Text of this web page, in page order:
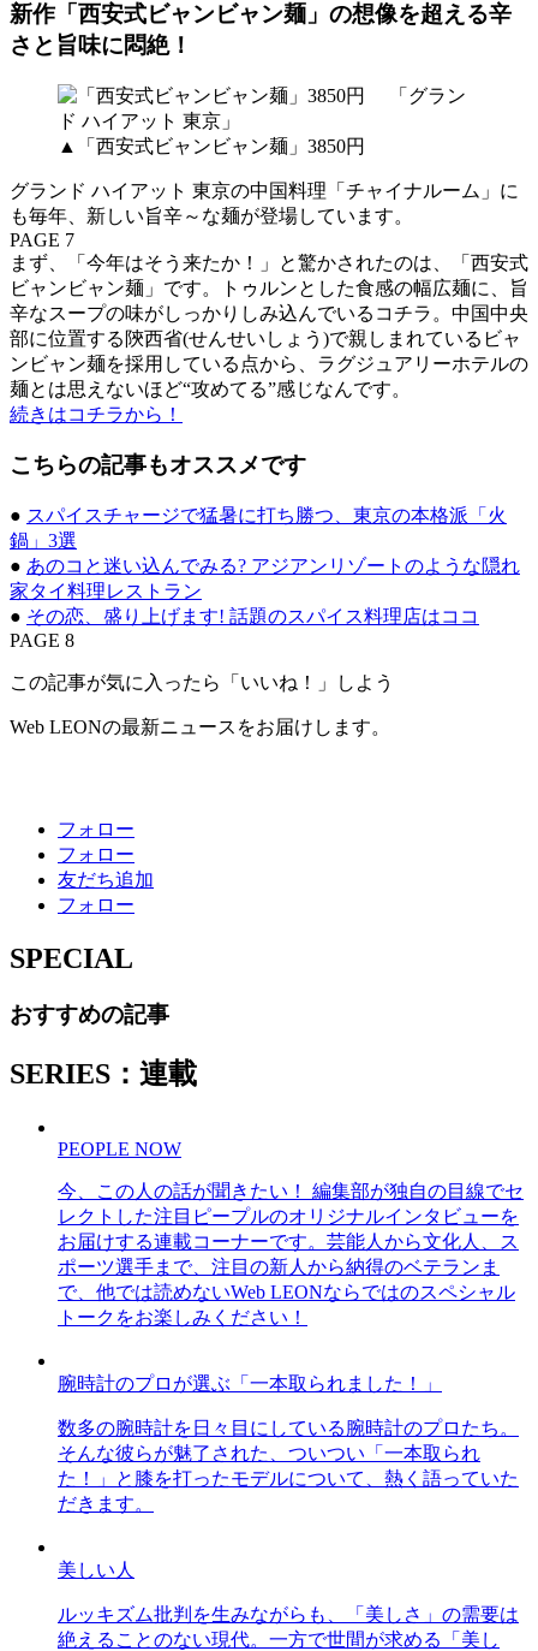
新作「西安式ビャンビャン麺」の想像を超える辛
さと旨味に悶絶！
▲「西安式ビャンビャン麺」3850円
グランド ハイアット 東京の中国料理「チャイナルーム」に
も毎年、新しい旨辛～な麺が登場しています。
PAGE 7
まず、「今年はそう来たか！」と驚かされたのは、「西安式
ビャンビャン麺」です。トゥルンとした食感の幅広麺に、旨
辛なスープの味がしっかりしみ込んでいるコチラ。中国中央
部に位置する陝西省(せんせいしょう)で親しまれているビャ
ンビャン麺を採用している点から、ラグジュアリーホテルの
麺とは思えないほど“攻めてる”感じなんです。
続きはコチラから！
こちらの記事もオススメです
● スパイスチャージで猛暑に打ち勝つ、東京の本格派「火
鍋」3選
● あのコと迷い込んでみる? アジアンリゾートのような隠れ
家タイ料理レストラン
● その恋、盛り上げます! 話題のスパイス料理店はココ
PAGE 8
この記事が気に入ったら「いいね！」しよう
Web LEONの最新ニュースをお届けします。
フォロー
フォロー
友だち追加
フォロー
SPECIAL
おすすめの記事
SERIES：連載
PEOPLE NOW
今、この人の話が聞きたい！ 編集部が独自の目線でセ
レクトした注目ピープルのオリジナルインタビューを
お届けする連載コーナーです。芸能人から文化人、ス
ポーツ選手まで、注目の新人から納得のベテランま
で、他では読めないWeb LEONならではのスペシャル
トークをお楽しみください！
腕時計のプロが選ぶ「一本取られました！」
数多の腕時計を日々目にしている腕時計のプロたち。
そんな彼らが魅了された、ついつい「一本取られ
た！」と膝を打ったモデルについて、熱く語っていた
だきます。
美しい人
ルッキズム批判を生みながらも、「美しさ」の需要は
絶えることのない現代。一方で世間が求める「美し